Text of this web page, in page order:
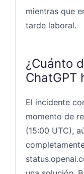
mientras que
tarde laboral.
¿Cuánto
ChatGPT
El incidente
momento de
(15:00 UTC),